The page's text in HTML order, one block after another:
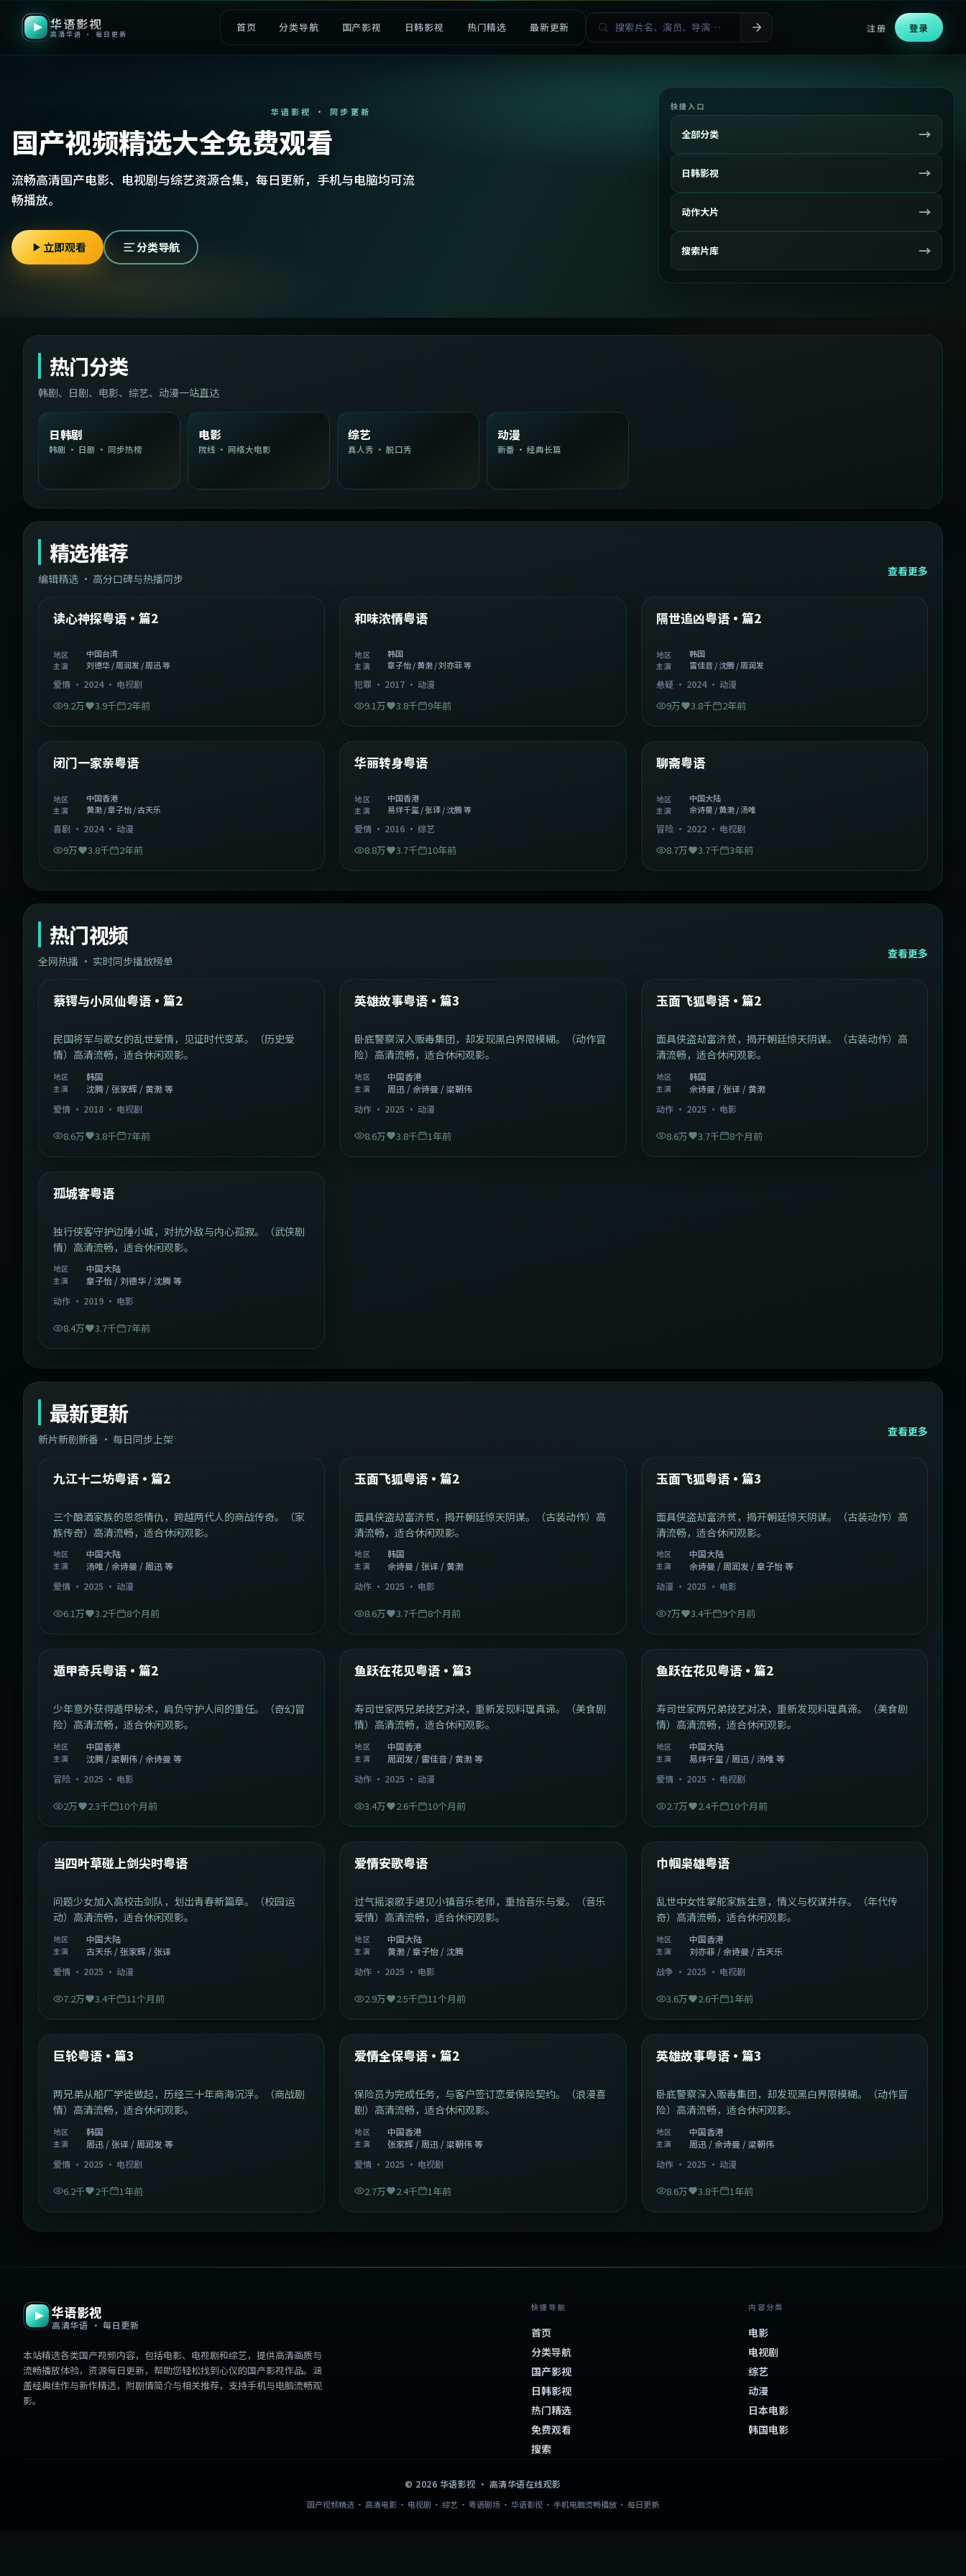
华语影视
高清华语 · 每日更新 首页 分类导航 国产影视 日韩影视 热门精选 最新更新 注册 登录
华语影视 · 同步更新
国产视频精选大全免费观看
流畅高清国产电影、电视剧与综艺资源合集，每日更新，手机与电脑均可流
畅播放。
立即观看 分类导航
快捷入口
全部分类 →
日韩影视 →
动作大片 →
搜索片库 →
热门分类
韩剧、日剧、电影、综艺、动漫一站直达
日韩剧
韩剧 · 日剧 · 同步热榜
电影
院线 · 网络大电影
综艺
真人秀 · 脱口秀
动漫
新番 · 经典长篇
精选推荐
编辑精选 · 高分口碑与热播同步
查看更多
精选
中国台湾
读心神探粤语·篇2
地区 中国台湾
主演 刘德华 / 周润发 / 周迅 等
爱情 · 2024· 电视剧
9.2万 3.9千 2年前
精选
和味浓情粤语
地区 韩国
主演 章子怡 / 黄渤 / 刘亦菲 等
犯罪 · 2017 ·动漫
9.1万 3.8千 9年前
精选
2:05:21
隔世追凶粤语·篇2
地区 韩国
主演 雷佳音 / 沈腾 / 周润发
悬疑· 2024· 动漫
9万 3.8千 2年前
精选
中国香港 1:06:37
闭门一家亲粤语
地区 中国香港
主演 黄渤 / 章子怡 / 古天乐
喜剧 · 2024· 动漫
9万 3.8千 2年前
精选
中国香港 1:27:50
华丽转身粤语
地区 中国香港
主演 易烊千玺 / 张译 / 沈腾 等
爱情 · 2016 ·综艺
8.8万 3.7千 10年前
精选
中国大陆 2:02:43
聊斋粤语
地区 中国大陆
主演 佘诗曼 / 黄渤 / 汤唯
冒险· 2022· 电视剧
8.7万 3.7千 3年前
热门视频
全网热播 · 实时同步播放榜单
查看更多
热门
韩国
蔡锷与小凤仙粤语·篇2
民国将军与歌女的乱世爱情，见证时代变革。（历史爱
情）高清流畅，适合休闲观影。
地区 韩国
主演
沈腾 / 张家辉 / 黄渤 等
爱情 · 2018 · 电视剧
8.6万 3.8千 7年前
热门
英雄故事粤语·篇3
卧底警察深入贩毒集团，却发现黑白界限模糊。（动作冒
险）高清流畅，适合休闲观影。
地区 中国香港
主演
周迅 / 佘诗曼 / 梁朝伟
动作 · 2025 ·动漫
8.6万 3.8千 1年前
热门
2:13:08
玉面飞狐粤语·篇2
面具侠盗劫富济贫，揭开朝廷惊天阴谋。（古装动作）高
清流畅，适合休闲观影。
地区 韩国
主演
佘诗曼 / 张译 / 黄渤
动作· 2025 · 电影
8.6万 3.7千 8个月前
热门
中国大陆
孤城客粤语
独行侠客守护边陲小城，对抗外敌与内心孤寂。（武侠剧
情）高清流畅，适合休闲观影。
地区 中国大陆
主演
章子怡 / 刘德华 / 沈腾 等
动作 · 2019 · 电影
8.4万 3.7千 7年前
最新更新
新片新剧新番 · 每日同步上架
查看更多
最新
中国大陆
九江十二坊粤语·篇2
三个酿酒家族的恩怨情仇，跨越两代人的商战传奇。（家
族传奇）高清流畅，适合休闲观影。
地区 中国大陆
主演
汤唯 / 佘诗曼 / 周迅 等
爱情 · 2025 · 动漫
6.1万 3.2千 8个月前
最新
玉面飞狐粤语·篇2
面具侠盗劫富济贫，揭开朝廷惊天阴谋。（古装动作）高
清流畅，适合休闲观影。
地区 韩国
主演
佘诗曼 / 张译 / 黄渤
动作 · 2025 · 电影
8.6万 3.7千 8个月前
最新
1:07:39
玉面飞狐粤语·篇3
面具侠盗劫富济贫，揭开朝廷惊天阴谋。（古装动作）高
清流畅，适合休闲观影。
地区 中国大陆
主演
佘诗曼 / 周润发 / 章子怡 等
动漫 · 2025 · 电影
7万 3.4千 9个月前
最新
中国香港 1:10:21
遁甲奇兵粤语·篇2
少年意外获得遁甲秘术，肩负守护人间的重任。（奇幻冒
险）高清流畅，适合休闲观影。
地区 中国香港
主演
沈腾 / 梁朝伟 / 佘诗曼 等
冒险 · 2025 · 电影
2万 2.3千 10个月前
最新
中国香港 1:02:40
鱼跃在花见粤语·篇3
寿司世家两兄弟技艺对决，重新发现料理真谛。（美食剧
情）高清流畅，适合休闲观影。
地区 中国香港
主演
周润发 / 雷佳音 / 黄渤 等
动作 · 2025 ·动漫
3.4万 2.6千 10个月前
最新
中国大陆 1:09:53
鱼跃在花见粤语·篇2
寿司世家两兄弟技艺对决，重新发现料理真谛。（美食剧
情）高清流畅，适合休闲观影。
地区 中国大陆
主演
易烊千玺 / 周迅 / 汤唯 等
爱情· 2025 · 电视剧
2.7万 2.4千 10个月前
最新
中国大陆 1:23:05
当四叶草碰上剑尖时粤语
问题少女加入高校击剑队，划出青春新篇章。（校园运
动）高清流畅，适合休闲观影。
地区 中国大陆
主演
古天乐 / 张家辉 / 张译
爱情 · 2025 · 动漫
7.2万 3.4千 11个月前
最新
中国大陆 1:46:58
爱情安歌粤语
过气摇滚歌手遇见小镇音乐老师，重拾音乐与爱。（音乐
爱情）高清流畅，适合休闲观影。
地区 中国大陆
主演
黄渤 / 章子怡 / 沈腾
动作 · 2025 · 电影
2.9万 2.5千 11个月前
最新
中国香港 1:29:59
巾帼枭雄粤语
乱世中女性掌舵家族生意，情义与权谋并存。（年代传
奇）高清流畅，适合休闲观影。
地区 中国香港
主演
刘亦菲 / 佘诗曼 / 古天乐
战争 · 2025 · 电视剧
3.6万 2.6千 1年前
最新
韩国
巨轮粤语·篇3
两兄弟从船厂学徒做起，历经三十年商海沉浮。（商战剧
情）高清流畅，适合休闲观影。
地区 韩国
主演
周迅 / 张译 / 周润发 等
爱情 · 2025 · 电视剧
6.2千 2千 1年前
最新
中国香港
爱情全保粤语·篇2
保险员为完成任务，与客户签订恋爱保险契约。（浪漫喜
剧）高清流畅，适合休闲观影。
地区 中国香港
主演
张家辉 / 周迅 / 梁朝伟 等
爱情 · 2025 · 电视剧
2.7万 2.4千 1年前
最新
中国香港
英雄故事粤语·篇3
卧底警察深入贩毒集团，却发现黑白界限模糊。（动作冒
险）高清流畅，适合休闲观影。
地区 中国香港
主演
周迅 / 佘诗曼 / 梁朝伟
动作· 2025 · 动漫
8.6万 3.8千 1年前
华语影视
高清华语 · 每日更新
本站精选各类国产视频内容，包括电影、电视剧和综艺，提供高清画质与
流畅播放体验，资源每日更新，帮助您轻松找到心仪的国产影视作品。涵
盖经典佳作与新作精选，附剧情简介与相关推荐，支持手机与电脑流畅观
影。
快捷导航
首页
分类导航
国产影视
日韩影视
热门精选
免费观看
搜索
内容分类
电影
电视剧
综艺
动漫
日本电影
韩国电影
© 2026 华语影视 · 高清华语在线观影
国产视频精选 · 高清电影 · 电视剧 · 综艺 · 粤语剧场 · 华语影视 · 手机电脑流畅播放 · 每日更新